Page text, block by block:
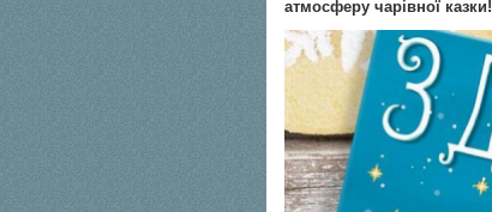
атмосферу чарівної казки!